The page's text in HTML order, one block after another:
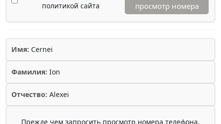
политикой сайта
просмотр номера
Имя: Cernei
Фамилия: Ion
Отчество: Alexei
Прежде чем запросить просмотр номера телефона,